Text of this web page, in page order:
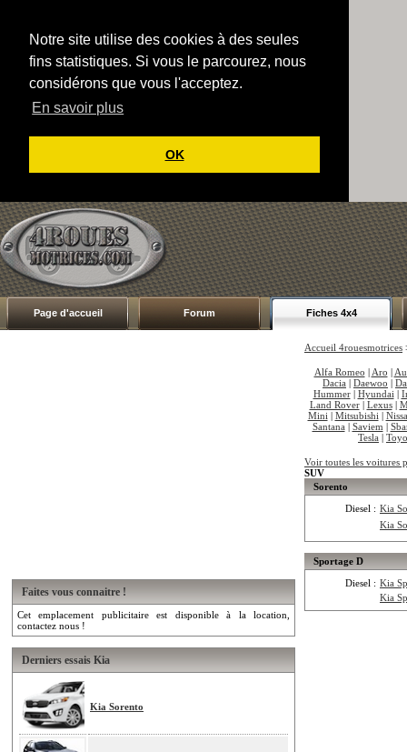
Notre site utilise des cookies à des seules
fins statistiques. Si vous le parcourez, nous
considérons que vous l'acceptez.
En savoir plus
OK
Page d'accueil Forum Fiches 4x4
Faites vous connaitre !
Cet emplacement publicitaire est disponible à la location,
contactez nous !
Derniers essais Kia
Kia Sorento
Accueil 4rouesmotrices
Alfa Romeo | Aro |
Dacia | Daewoo |
Hummer| Hyundai |
Land Rover| Lexus|
Mini | Mitsubishi |
Santana | Saviem |
Tesla |
Voir toutes les voitures
SUV
Sorento
Diesel : Kia
Kia
Sportage D
Diesel : Kia
Kia